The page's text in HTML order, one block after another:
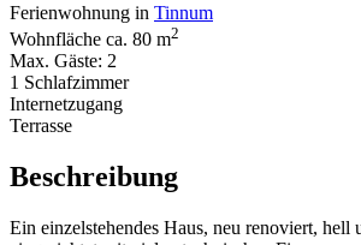
Ferienwohnung in Tinnum
Wohnfläche ca. 80 m2
Max. Gäste: 2
1 Schlafzimmer
Internetzugang
Terrasse
Beschreibung
Ein einzelstehendes Haus, neu renoviert, hell